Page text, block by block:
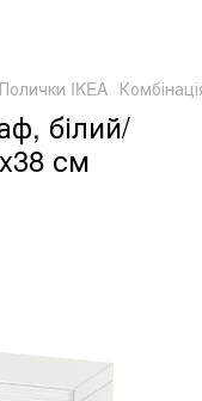
Полички IKEA
білий/
см